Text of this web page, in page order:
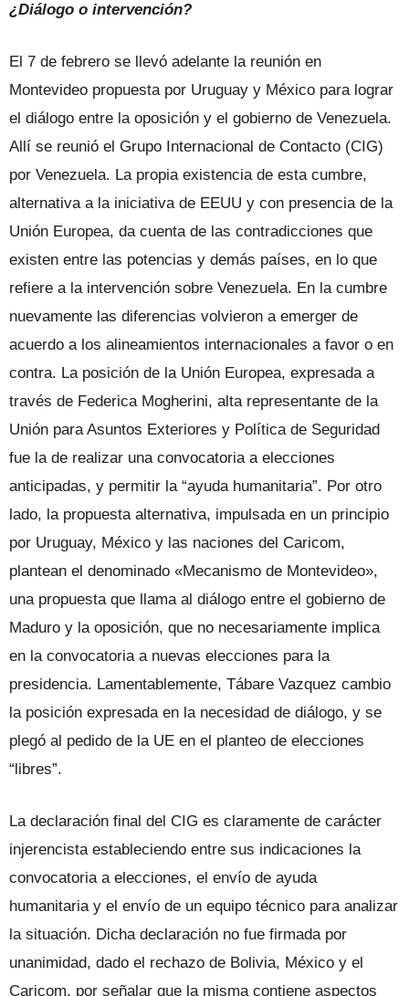
¿Diálogo o intervención?
El 7 de febrero se llevó adelante la reunión en
Montevideo propuesta por Uruguay y México para lograr
el diálogo entre la oposición y el gobierno de Venezuela.
Allí se reunió el Grupo Internacional de Contacto (CIG)
por Venezuela. La propia existencia de esta cumbre,
alternativa a la iniciativa de EEUU y con presencia de la
Unión Europea, da cuenta de las contradicciones que
existen entre las potencias y demás países, en lo que
refiere a la intervención sobre Venezuela. En la cumbre
nuevamente las diferencias volvieron a emerger de
acuerdo a los alineamientos internacionales a favor o en
contra. La posición de la Unión Europea, expresada a
través de Federica Mogherini, alta representante de la
Unión para Asuntos Exteriores y Política de Seguridad
fue la de realizar una convocatoria a elecciones
anticipadas, y permitir la “ayuda humanitaria”. Por otro
lado, la propuesta alternativa, impulsada en un principio
por Uruguay, México y las naciones del Caricom,
plantean el denominado «Mecanismo de Montevideo»,
una propuesta que llama al diálogo entre el gobierno de
Maduro y la oposición, que no necesariamente implica
en la convocatoria a nuevas elecciones para la
presidencia. Lamentablemente, Tábare Vazquez cambio
la posición expresada en la necesidad de diálogo, y se
plegó al pedido de la UE en el planteo de elecciones
“libres”.
La declaración final del CIG es claramente de carácter
injerencista estableciendo entre sus indicaciones la
convocatoria a elecciones, el envío de ayuda
humanitaria y el envío de un equipo técnico para analizar
la situación. Dicha declaración no fue firmada por
unanimidad, dado el rechazo de Bolivia, México y el
Caricom, por señalar que la misma contiene aspectos